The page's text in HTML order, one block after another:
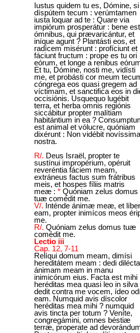
Iustus quidem tu es, Dómine, si
díspútem tecum : verúmtamen
iusta loquar ad te : Quare via
impiórum prosperátur : bene est
ómnibus, qui prævaricántur, et
iníque agunt ? Plantásti eos, et
radícem misérunt : profíciunt et
fáciunt fructum : prope es tu ori
eórum, et longe a renibus
Et tu, Dómine, nosti me, vidísti
me, et probásti cor meum
cóngrega eos quasi gregem ad
víctimam, et sanctifica eos in
occisiónis. Usquequo lugébit
terra, et herba omnis regiónis
siccábitur propter malítiam
habitántium in ea ?
est animal et vólucre, quóniam
dixérunt : Non vidébit novíssima
nostra.
R/. Deus Israël, propter te
sustínui impropérium, opéruit
reveréntia fáciem meam,
extráneus factus sum frátribus
meis, et hospes fíliis matris
meæ : * Quóniam zelus domus
tuæ comédit me.
V/. Inténde ánimæ meæ, et
eam, propter inimícos meos
me.
R/. Quóniam zelus domus tuæ
comédit me.
Lectio iii
Cap. 12, 7-11
Relíqui domum meam, dimísi
hereditátem meam : dedi
ánimam meam in manu
inimicórum eius. Facta est mihi
heréditas mea quasi leo in silva
dedit contra me vocem, ídeo
eam. Numquid avis díscolor
heréditas mea mihi ? numquid
avis tincta per totum ? Veníte,
congregámini, omnes béstiæ
terræ, properate ad